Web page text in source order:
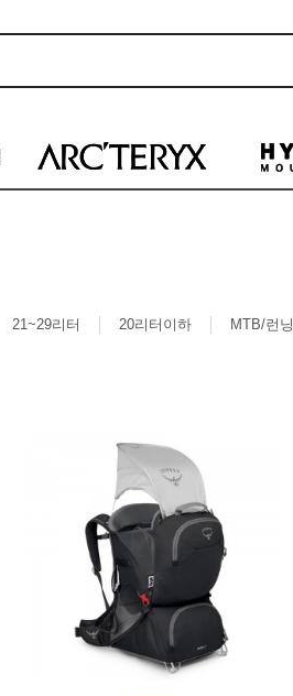
21~29리터 20리터이하 MTB/런닝